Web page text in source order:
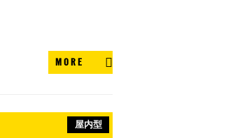
MORE
屋内型